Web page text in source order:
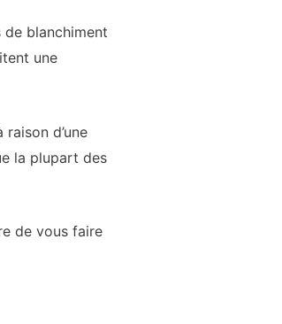
blanchiment
une
d’une
la plupart des
de vous faire